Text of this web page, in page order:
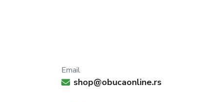
Email
shop@obucaonline.rs